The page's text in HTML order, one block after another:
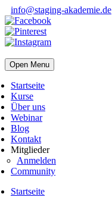
info@staging-akademie.de
Open Menu
Startseite
Kurse
Über uns
Webinar
Blog
Kontakt
Mitglieder
Anmelden
Community
Startseite